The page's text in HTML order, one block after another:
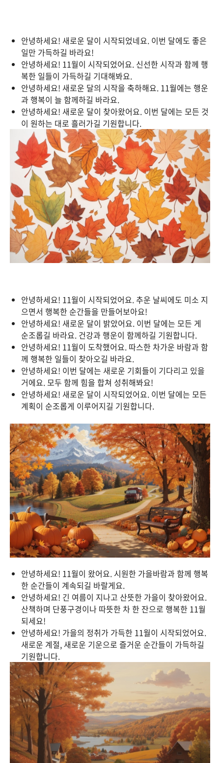
안녕하세요! 새로운 달이 시작되었네요. 이번 달에도 좋은
일만 가득하길 바라요!
안녕하세요! 11월이 시작되었어요. 신선한 시작과 함께 행
복한 일들이 가득하길 기대해봐요.
안녕하세요! 새로운 달의 시작을 축하해요. 11월에는 행운
과 행복이 늘 함께하길 바라요.
안녕하세요! 새로운 달이 찾아왔어요. 이번 달에는 모든 것
이 원하는 대로 흘러가길 기원합니다.
안녕하세요! 11월이 시작되었어요. 추운 날씨에도 미소 지
으면서 행복한 순간들을 만들어보아요!
안녕하세요! 새로운 달이 밝았어요. 이번 달에는 모든 게
순조롭길 바라요. 건강과 행운이 함께하길 기원합니다.
안녕하세요! 11월이 도착했어요. 따스한 차가운 바람과 함
께 행복한 일들이 찾아오길 바라요.
안녕하세요! 이번 달에는 새로운 기회들이 기다리고 있을
거에요. 모두 함께 힘을 합쳐 성취해봐요!
안녕하세요! 새로운 달이 시작되었어요. 이번 달에는 모든
계획이 순조롭게 이루어지길 기원합니다.
안녕하세요! 11월이 왔어요. 시원한 가을바람과 함께 행복
한 순간들이 계속되길 바랄게요.
안녕하세요! 긴 여름이 지나고 산뜻한 가을이 찾아왔어요.
산책하며 단풍구경이나 따뜻한 차 한 잔으로 행복한 11월
되세요!
안녕하세요! 가을의 정취가 가득한 11월이 시작되었어요.
새로운 계절, 새로운 기운으로 즐거운 순간들이 가득하길
기원합니다.